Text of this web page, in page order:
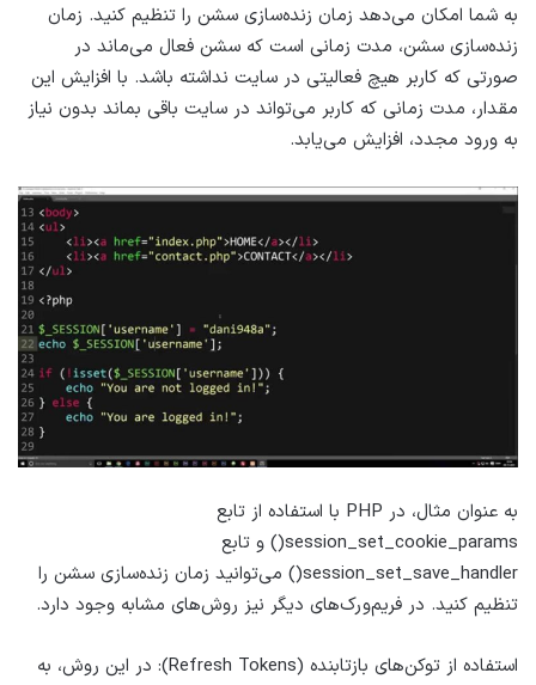
به شما امکان می‌دهد زمان زنده‌سازی سشن را تنظیم کنید. زمان
زنده‌سازی سشن، مدت زمانی است که سشن فعال می‌ماند در
صورتی که کاربر هیچ فعالیتی در سایت نداشته باشد. با افزایش این
مقدار، مدت زمانی که کاربر می‌تواند در سایت باقی بماند بدون نیاز
به ورود مجدد، افزایش می‌یابد.
به عنوان مثال، در PHP با استفاده از تابع
session_set_cookie_params() و تابع
session_set_save_handler() می‌توانید زمان زنده‌سازی سشن را
تنظیم کنید. در فریم‌ورک‌های دیگر نیز روش‌های مشابه وجود دارد.
استفاده از توکن‌های بازتابنده (Refresh Tokens): در این روش، به